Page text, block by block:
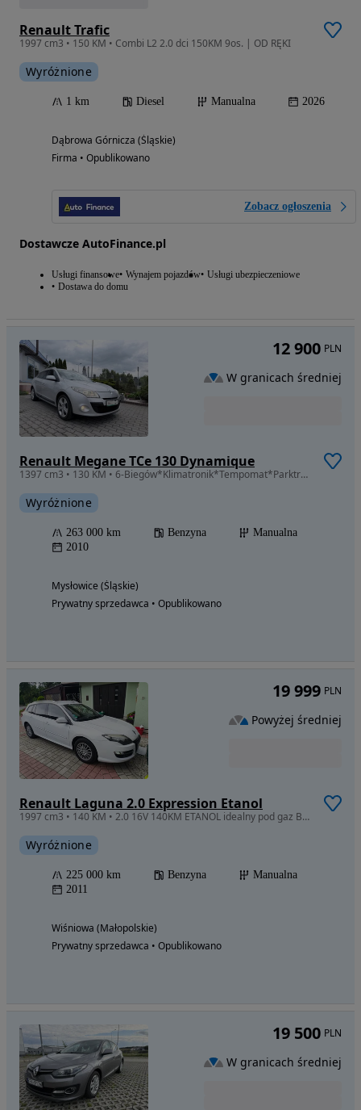
Renault Trafic
1997 cm3 • 150 KM • Combi L2 2.0 dci 150KM 9os. | OD RĘKI
Wyróżnione
1 km Diesel Manualna 2026
Dąbrowa Górnicza (Śląskie)
Firma • Opublikowano
Zobacz ogłoszenia
Dostawcze AutoFinance.pl
Usługi finansowe Wynajem pojazdów Usługi ubezpieczeniowe
Dostawa do domu
Renault Megane TCe 130 Dynamique
1397 cm3 • 130 KM • 6-Biegów*Klimatronik*Tempomat*Parktroniki*Komputer*Alu*130KM
Wyróżnione
263 000 km Benzyna
Manualna
2010
Mysłowice (Śląskie)
Prywatny sprzedawca • Opublikowano
12 900 PLN
W granicach średniej
Renault Laguna 2.0 Expression Etanol
1997 cm3 • 140 KM • 2.0 16V 140KM ETANOL idealny pod gaz Bezwypadkowy od 1-wł
Wyróżnione
225 000 km Benzyna
Manualna
2011
Wiśniowa (Małopolskie)
Prywatny sprzedawca • Opublikowano
19 999 PLN
Powyżej średniej
19 500 PLN
W granicach średniej